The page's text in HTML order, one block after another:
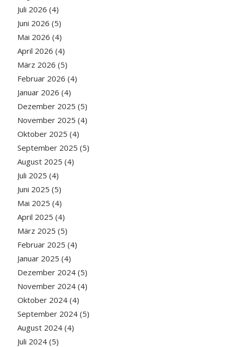
Juli 2026 (4)
Juni 2026 (5)
Mai 2026 (4)
April 2026 (4)
März 2026 (5)
Februar 2026 (4)
Januar 2026 (4)
Dezember 2025 (5)
November 2025 (4)
Oktober 2025 (4)
September 2025 (5)
August 2025 (4)
Juli 2025 (4)
Juni 2025 (5)
Mai 2025 (4)
April 2025 (4)
März 2025 (5)
Februar 2025 (4)
Januar 2025 (4)
Dezember 2024(5)
November 2024(4)
Oktober 2024(4)
September 2024(5)
August 2024(4)
Juli 2024(5)